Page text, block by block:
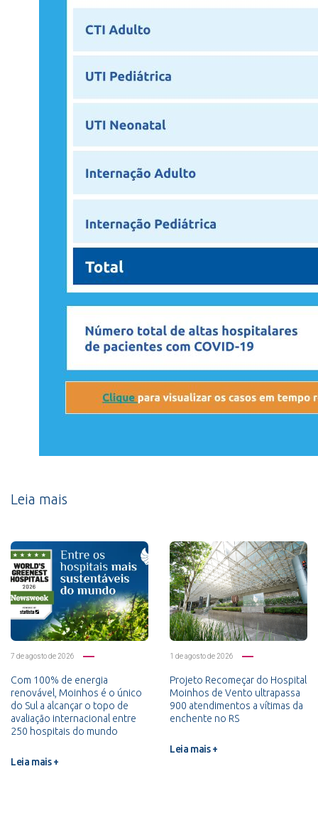
Leia mais
7 de agosto de 2026
Com 100% de energia
renovável, Moinhos é o único
do Sul a alcançar o topo de
avaliação internacional entre
250 hospitais do mundo
Leia mais +
1 de agosto de 2026
Projeto Recomeçar do Hospital
Moinhos de Vento ultrapassa
900 atendimentos a vítimas da
enchente no RS
Leia mais +